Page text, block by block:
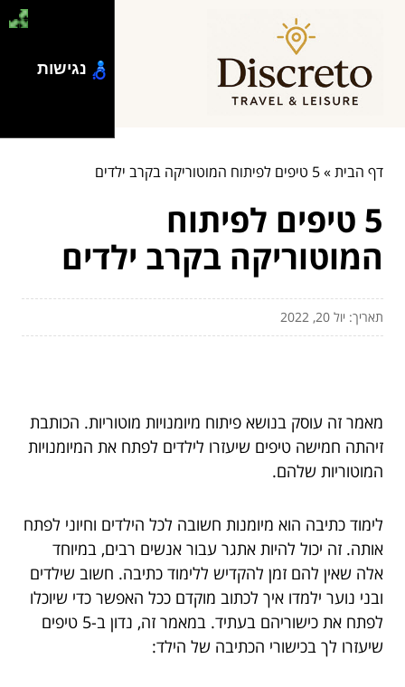
דף הבית»5 טיפים לפיתוח המוטוריקה בקרב ילדים
5 טיפים לפיתוח
המוטוריקה בקרב ילדים
תאריך: יול 20, 2022
מאמר זה עוסק בנושא פיתוח מיומנויות מוטוריות. הכותבת
זיהתה חמישה טיפים שיעזרו לילדים לפתח את המיומנויות
המוטוריות שלהם.
לימוד כתיבה הוא מיומנות חשובה לכל הילדים וחיוני לפתח
אותה. זה יכול להיות אתגר עבור אנשים רבים, במיוחד
אלה שאין להם זמן להקדיש ללימוד כתיבה. חשוב שילדים
ובני נוער ילמדו איך לכתוב מוקדם ככל האפשר כדי שיוכלו
לפתח את כישוריהם בעתיד. במאמר זה, נדון ב-5 טיפים
שיעזרו לך בכישורי הכתיבה של הילד:
נגישות